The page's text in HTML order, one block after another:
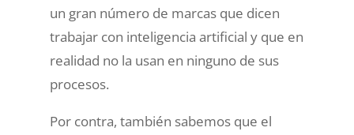
un gran número de marcas que dicen
trabajar con inteligencia artificial y que en
realidad no la usan en ninguno de sus
procesos.
Por contra, también sabemos que el